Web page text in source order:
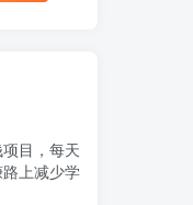
目，每天
上减少学